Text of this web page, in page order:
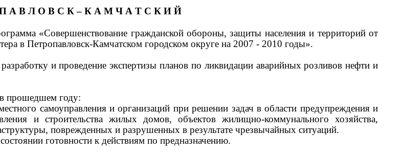
А В Л О В С К–К А М Ч А Т С К И Й
«Совершенствование гражданской обороны, защиты населения и территорий от
в Петропавловск-Камчатском городском округе на 2007 - 2010 годы».
и проведение экспертизы планов по ликвидации аварийных розливов нефти и
прошедшем году:
самоуправления и организаций при решении задач в области предупреждения и
и строительства жилых домов, объектов жилищно-коммунального хозяйства,
поврежденных и разрушенных в результате чрезвычайных ситуаций.
готовности к действиям по предназначению.